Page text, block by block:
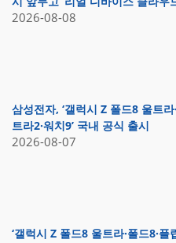
2026-08-08
삼성전자, ‘갤럭시 Z 폴드8 울트라
트라2·워치9’ 국내 공식 출시
2026-08-07
‘갤럭시 Z 폴드8 울트라·폴드8·